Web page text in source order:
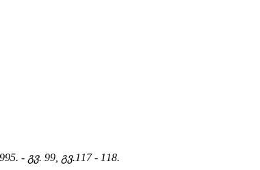
- გვ. 99, გვ.117 - 118.